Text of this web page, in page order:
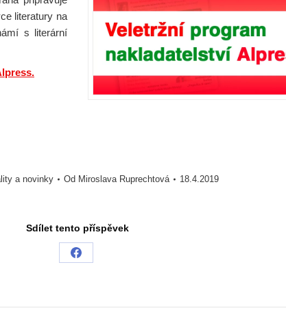
literatury na
s literární
a novinky Od Miroslava Ruprechtová 18.4.2019
Sdílet tento příspěvek
Share